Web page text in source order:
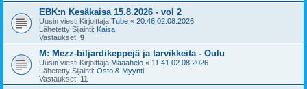
EBK:n Kesäkaisa 15.8.2026 - vol 2
Uusin viesti Kirjoittaja Tube « 20:46 02.08.2026
Lähetetty Sijainti: Kaisa
Vastaukset: 9
M: Mezz-biljardikeppejä ja tarvikkeita - Oulu
Uusin viesti Kirjoittaja Maaahelo « 11:41 02.08.2026
Lähetetty Sijainti: Osto & Myynti
Vastaukset: 11